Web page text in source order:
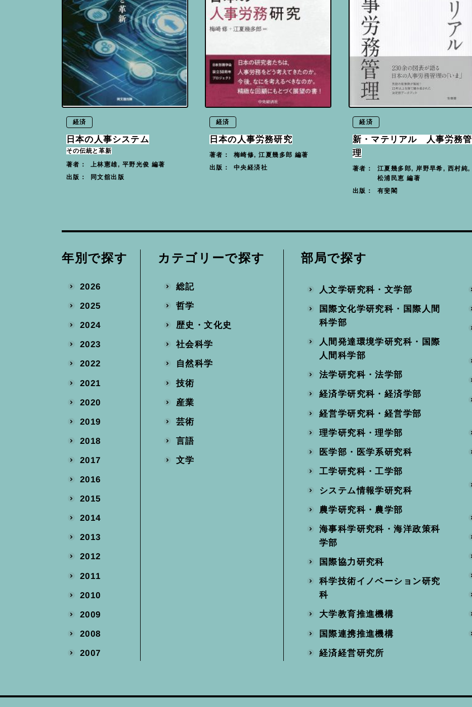
経済
日本の人事システム
その伝統と革新
著者： 上林憲雄, 平野光俊 編著
出版： 同文舘出版
経済
日本の人事労務研究
著者： 梅崎修, 江夏幾多郎 編著
出版： 中央経済社
経済
新・マテリアル 人事労務管
理
著者： 江夏幾多郎, 岸野早希, 西村純,
松浦民恵 編著
出版： 有斐閣
年別で探す
2026
2025
2024
2023
2022
2021
2020
2019
2018
2017
2016
2015
2014
2013
2012
2011
2010
2009
2008
2007
カテゴリーで探す
総記
哲学
歴史・文化史
社会科学
自然科学
技術
産業
芸術
言語
文学
部局で探す
人文学研究科・文学部
国際文化学研究科・国際人間
科学部
人間発達環境学研究科・国際
人間科学部
法学研究科・法学部
経済学研究科・経済学部
経営学研究科・経営学部
理学研究科・理学部
医学部・医学系研究科
工学研究科・工学部
システム情報学研究科
農学研究科・農学部
海事科学研究科・海洋政策科
学部
国際協力研究科
科学技術イノベーション研究
科
大学教育推進機構
国際連携推進機構
経済経営研究所